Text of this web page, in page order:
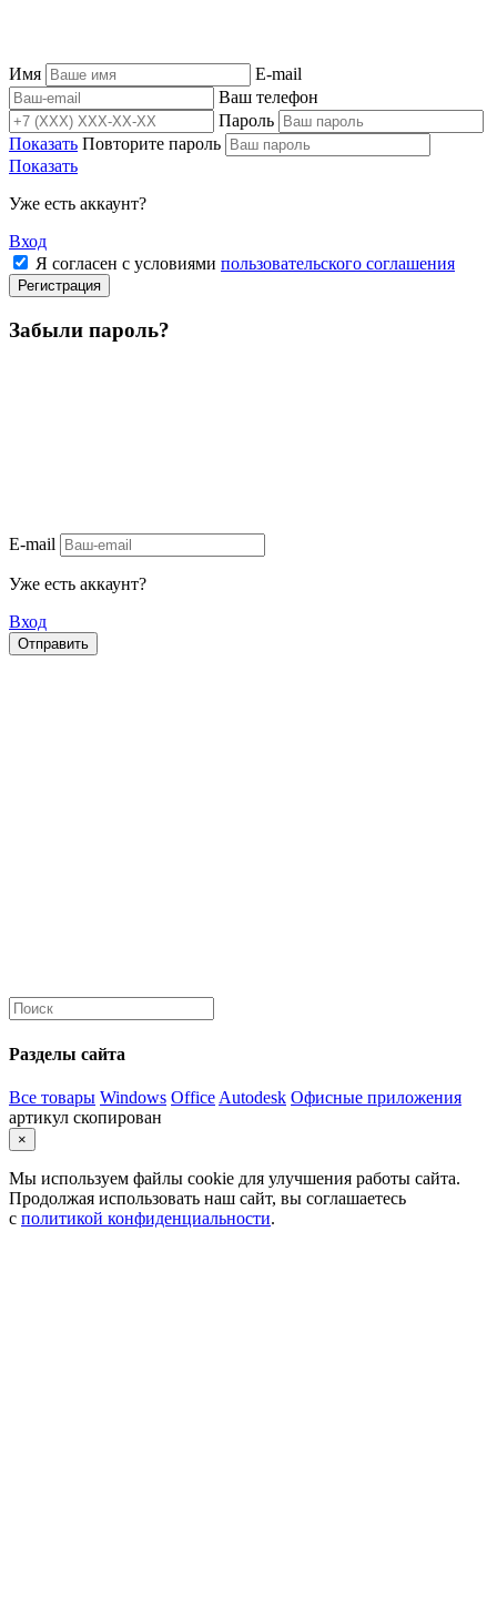
Имя
E-mail
Ваш телефон
Пароль
Показать Повторите пароль
Показать
Уже есть аккаунт?
Вход
Я согласен с условиями пользовательского соглашения
Регистрация
Забыли пароль?
E-mail
Уже есть аккаунт?
Вход
Отправить
Разделы сайта
Все товары Windows Office Autodesk Офисные приложения
артикул скопирован
×
Мы используем файлы cookie для улучшения работы сайта.
Продолжая использовать наш сайт, вы соглашаетесь
с политикой конфиденциальности.